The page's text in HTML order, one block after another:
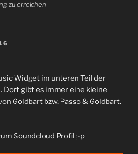
zu erreichen
Widget im unteren Teil der
Dort gibt es immer eine kleine
Goldbart bzw. Passo & Goldbart.
Soundcloud Profil ;-p